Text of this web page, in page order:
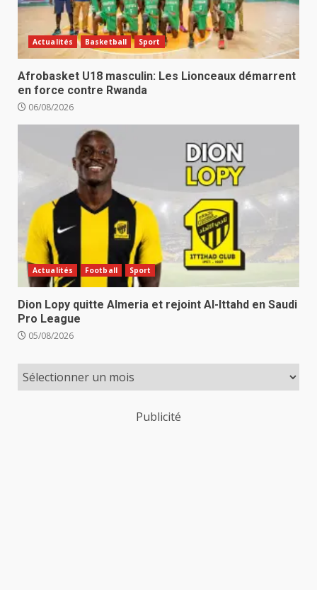
Actualités Basketball Sport
Afrobasket U18 masculin: Les Lionceaux démarrent
en force contre Rwanda
06/08/2026
Actualités Football Sport
Dion Lopy quitte Almeria et rejoint Al-Ittahd en Saudi
Pro League
05/08/2026
Publicité